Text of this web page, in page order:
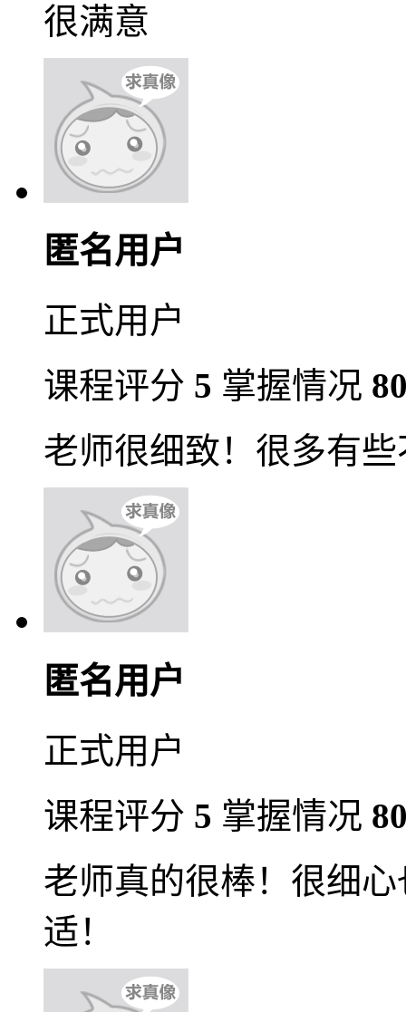
很满意
匿名用户
正式用户
课程评分 5 掌握情况
老师很细致！很多有
匿名用户
正式用户
课程评分 5 掌握情况
老师真的很棒！很细
适！